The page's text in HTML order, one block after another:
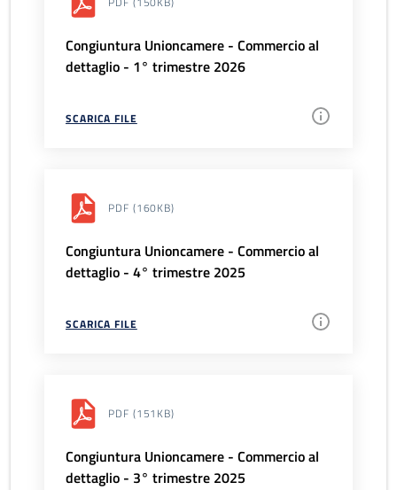
Congiuntura Unioncamere - Commercio al
dettaglio - 1° trimestre 2026
SCARICA FILE
PDF (160KB)
Congiuntura Unioncamere - Commercio al
dettaglio - 4° trimestre 2025
SCARICA FILE
PDF (151KB)
Congiuntura Unioncamere - Commercio al
dettaglio - 3° trimestre 2025